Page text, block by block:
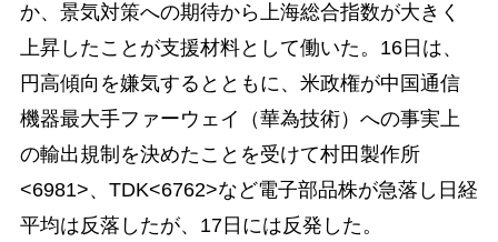
か、景気対策への期待から上海総合指数が大きく
上昇したことが支援材料として働いた。16日は、
円高傾向を嫌気するとともに、米政権が中国通信
機器最大手ファーウェイ（華為技術）への事実上
の輸出規制を決めたことを受けて村田製作所
<6981>、TDK<6762>など電子部品株が急落し日経
平均は反落したが、17日には反発した。